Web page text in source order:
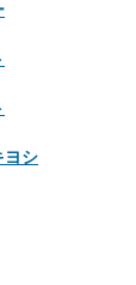
ヨシ